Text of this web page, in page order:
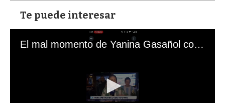
Te puede interesar
El mal momento de Yanina Gasañol con un hincha argentino en "Subrayado"